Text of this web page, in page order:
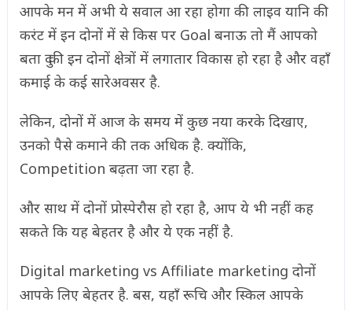
आपके मन में अभी ये सवाल आ रहा होगा की लाइव यानि की
करंट में इन दोनों में से किस पर Goal बनाऊ तो मैं आपको
बता दु की इन दोनों क्षेत्रों में लगातार विकास हो रहा है और वहाँ
कमाई के कई सारेअवसर है.
लेकिन, दोनों में आज के समय में कुछ नया करके दिखाए,
उनको पैसे कमाने की तक अधिक है. क्योंकि,
Competition बढ़ता जा रहा है.
और साथ में दोनों प्रोस्पेरौस हो रहा है, आप ये भी नहीं कह
सकते कि यह बेहतर है और ये एक नहीं है.
Digital marketing vs Affiliate marketing दोनों
आपके लिए बेहतर है. बस, यहाँ रूचि और स्किल आपके